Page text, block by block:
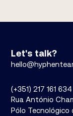
Let's talk?
(+351) 217 161 634
Rua António
Pólo Tecnológico